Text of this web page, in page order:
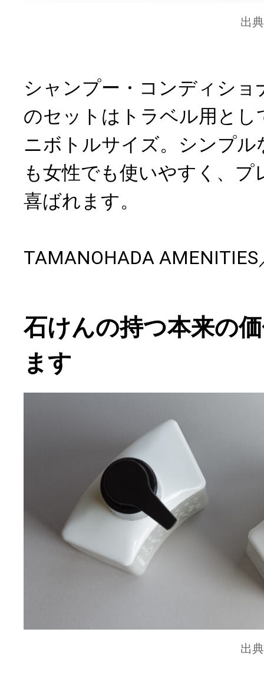
出
シャンプー・コンディショ
のセットはトラベル用と
ニボトルサイズ。シンプ
も女性でも使いやすく、
喜ばれます。
TAMANOHADA
石けんの持つ本来の
ます
出